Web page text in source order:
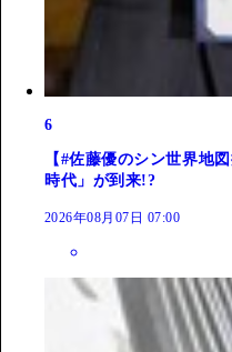
6
【#佐藤優のシン世界地
時代」が到来!?
2026年08月07日 07:00